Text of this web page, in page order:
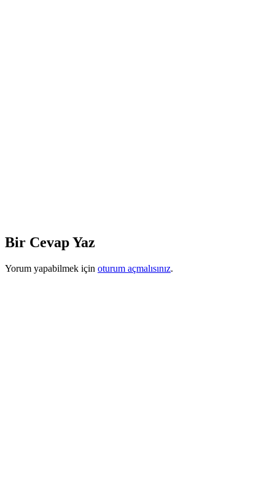
Bir Cevap Yaz
Yorum yapabilmek için oturum açmalısınız.